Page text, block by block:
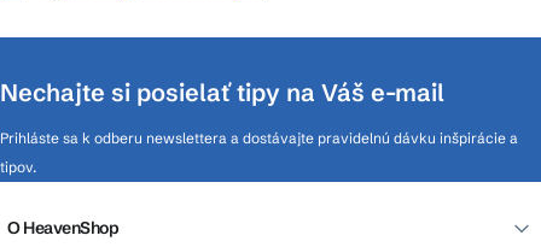
Nechajte si posielať tipy na Váš e-mail
Prihláste sa k odberu newslettera a dostávajte pravidelnú dávku inšpirácie a
tipov.
O HeavenShop